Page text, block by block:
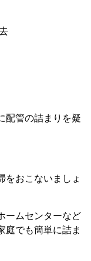
配管の詰まりを疑
をおこないましょ
ームセンターなど
庭でも簡単に詰ま